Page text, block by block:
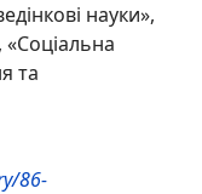
науки»,
та
86-